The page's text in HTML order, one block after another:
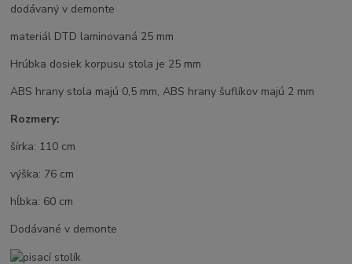
dodávaný v demonte
materiál DTD laminovaná 25 mm
Hrúbka dosiek korpusu stola je 25 mm
ABS hrany stola majú 0,5 mm, ABS hrany šuflíkov majú 2 mm
Rozmery:
šírka: 110 cm
výška: 76 cm
hĺbka: 60 cm
Dodávané v demonte